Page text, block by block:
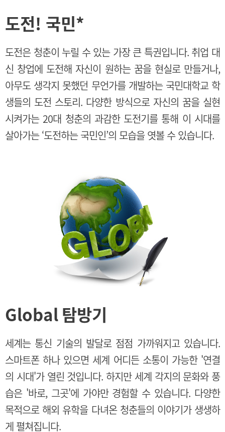
도전! 국민*
도전은 청춘이 누릴 수 있는 가장 큰 특권입니다. 취업 대
신 창업에 도전해 자신이 원하는 꿈을 현실로 만들거나,
아무도 생각지 못했던 무언가를 개발하는 국민대학교 학
생들의 도전 스토리. 다양한 방식으로 자신의 꿈을 실현
시켜가는 20대 청춘의 과감한 도전기를 통해 이 시대를
살아가는 ‘도전하는 국민인’의 모습을 엿볼 수 있습니다.
Global 탐방기
세계는 통신 기술의 발달로 점점 가까워지고 있습니다.
스마트폰 하나 있으면 세계 어디든 소통이 가능한 '연결
의 시대'가 열린 것입니다. 하지만 세계 각지의 문화와 풍
습은 '바로, 그곳'에 가야만 경험할 수 있습니다. 다양한
목적으로 해외 유학을 다녀온 청춘들의 이야기가 생생하
게 펼쳐집니다.